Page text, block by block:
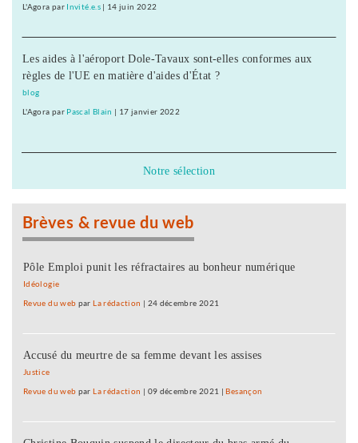
L'Agora par Invité.e.s| 14 juin 2022
Les aides à l'aéroport Dole-Tavaux sont-elles conformes aux
règles de l'UE en matière d'aides d'État ?
blog
L'Agora par Pascal Blain | 17 janvier 2022
Notre sélection
Brèves & revue du web
Pôle Emploi punit les réfractaires au bonheur numérique
Idéologie
Revue du web parLa rédaction | 24 décembre 2021
Accusé du meurtre de sa femme devant les assises
Justice
Revue du web parLa rédaction | 09 décembre 2021 |Besançon